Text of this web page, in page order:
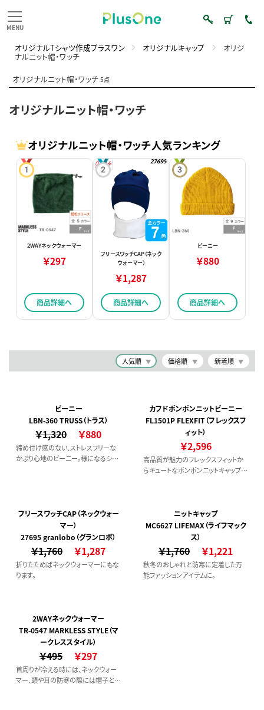
オリジナルTシャツ作成プラスワン オリジナルキャップ オリジ
ナルニット帽・ワッチ
オリジナルニット帽・ワッチ5点
オリジナルニット帽・ワッチ
オリジナルニット帽・ワッチ人気ランキング
2WAYネックウォーマー
￥297
商品詳細へ
フリースワッチCAP（ネック
ウォーマー）
￥1,287
商品詳細へ
ビーニー
￥880
商品詳細へ
人気順 価格順 新着順
ビーニー
LBN-360 TRUSS（トラス）
￥1,320 ￥880
締め付け感のない、ストレスフリーな
かぶり心地のビーニー。様になるシル
カフドポンポンニットビーニー
FL1501P FLEXFIT（フレックスフ
ィット）
￥2,596
高品質が魅力のフレックスフィットか
らキュートなポンポンニットキャップが
フリースワッチCAP（ネックウォー
マー）
27695 granlobo（グランロボ）
￥1,760 ￥1,287
折りたためばネックウォーマーにもな
ります。
ニットキャップ
MC6627 LIFEMAX（ライフマック
ス）
￥1,760 ￥1,221
秋冬のおしゃれと防寒に定着した万
能ファッションアイテムに。
2WAYネックウォーマー
TR-0547 MARKLESS STYLE（マ
ークレススタイル）
￥495 ￥297
首周りが冷える時には、ネックウォー
マー、頭や耳の防寒の際には帽子とし